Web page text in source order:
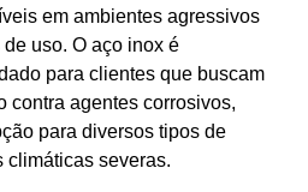
em ambientes agressivos
uso. O aço inox é
para clientes que buscam
contra agentes corrosivos,
para diversos tipos de
climáticas severas.